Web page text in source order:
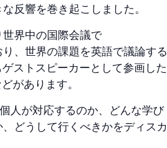
反響を巻き起こしました。
界中の国際会議で
、世界の課題を英語で議論する
ストスピーカーとして参画した
があります。
人が対応するのか、どんな学び
どうして行くべきかをディスカ